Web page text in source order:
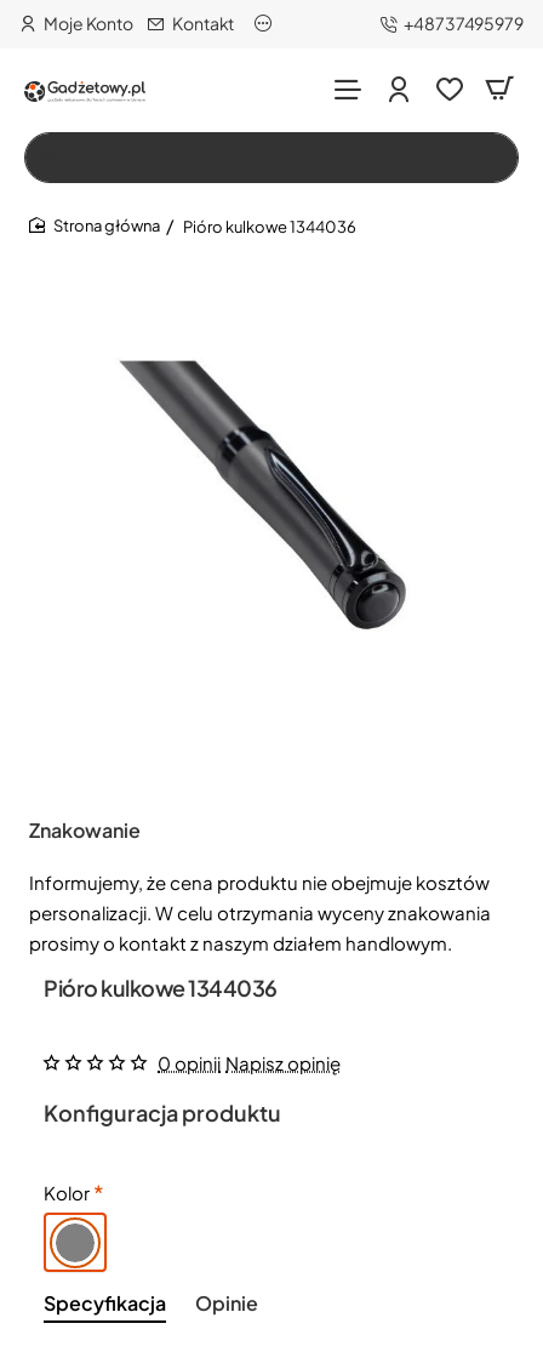
Moje Konto Kontakt +48737495979
Szukaj…
Pióro kulkowe 1344036
Znakowanie
Informujemy, że cena produktu nie obejmuje kosztów
personalizacji. W celu otrzymania wyceny znakowania
prosimy o kontakt z naszym działem handlowym.
Pióro kulkowe 1344036
0 opinii Napisz opinię
Konfiguracja produktu
Kolor
Specyfikacja Opinie